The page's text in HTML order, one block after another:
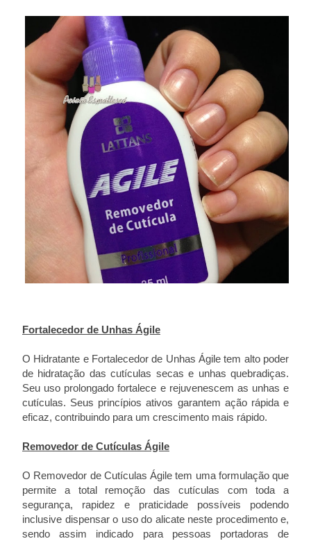
Fortalecedor de Unhas Ágile
O Hidratante e Fortalecedor de Unhas Ágile tem alto poder
de hidratação das cutículas secas e unhas quebradiças.
Seu uso prolongado fortalece e rejuvenescem as unhas e
cutículas. Seus princípios ativos garantem ação rápida e
eficaz, contribuindo para um crescimento mais rápido.
Removedor de Cutículas Ágile
O Removedor de Cutículas Ágile tem uma formulação que
permite a total remoção das cutículas com toda a
segurança, rapidez e praticidade possíveis podendo
inclusive dispensar o uso do alicate neste procedimento e,
sendo assim indicado para pessoas portadoras de